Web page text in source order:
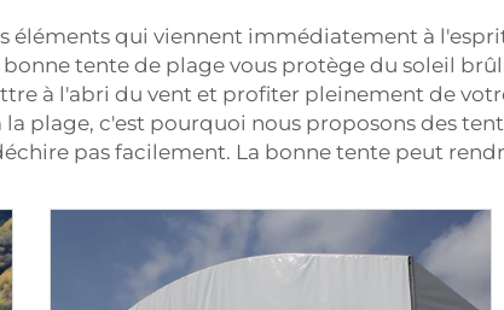
éléments qui viennent immédiatement à
tente de plage vous protège du soleil
à l'abri du vent et profiter pleinement de
plage, c'est pourquoi nous proposons des
pas facilement. La bonne tente peut